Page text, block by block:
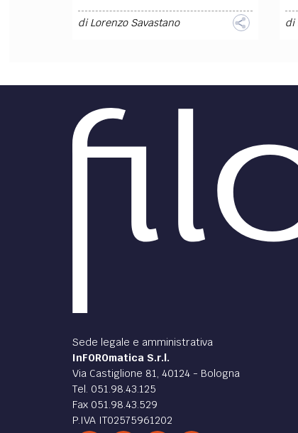
diLorenzo Savastano di
Sede legale e amministrativa
InFOROmatica S.r.l.
Via Castiglione 81, 40124 - Bologna
Tel. 051.98.43.125
Fax 051.98.43.529
P.IVA IT02575961202